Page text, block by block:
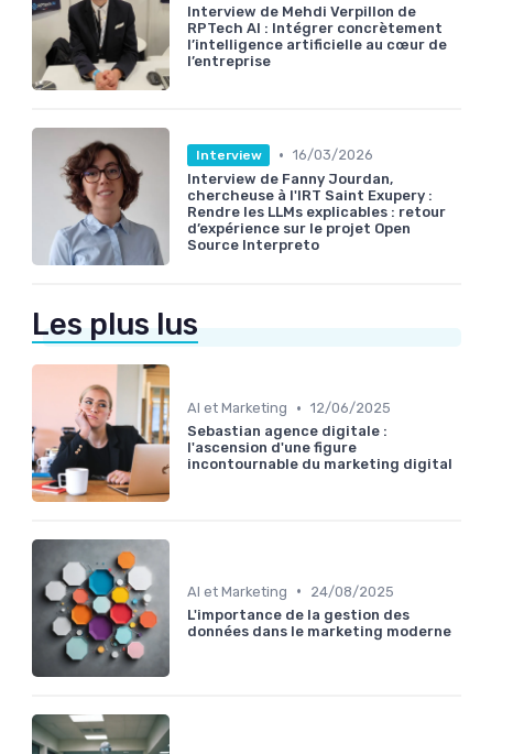
Interview de Mehdi Verpillon de
RPTech AI : Intégrer concrètement
l’intelligence artificielle au cœur de
l’entreprise
Interview • 16/03/2026
Interview de Fanny Jourdan,
chercheuse à l'IRT Saint Exupery :
Rendre les LLMs explicables : retour
d’expérience sur le projet Open
Source Interpreto
Les plus lus
AI et Marketing • 12/06/2025
Sebastian agence digitale :
l'ascension d'une figure
incontournable du marketing digital
AI et Marketing •
24/08/2025
L'importance de la gestion des
données dans le marketing moderne